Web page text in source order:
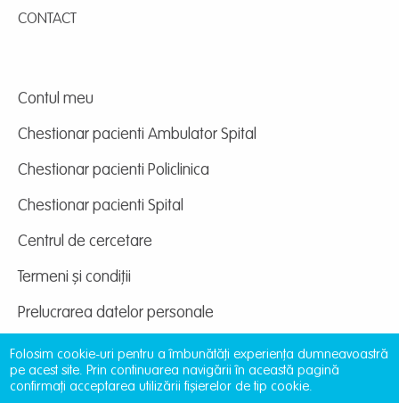
CONTACT
Contul meu
Chestionar pacienti Ambulator Spital
Chestionar pacienti Policlinica
Chestionar pacienti Spital
Centrul de cercetare
Termeni și condiții
Prelucrarea datelor personale
Folosim cookie-uri pentru a îmbunătăți experiența dumneavoastră
pe acest site. Prin continuarea navigării în această pagină
confirmați acceptarea utilizării fișierelor de tip cookie.